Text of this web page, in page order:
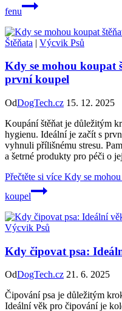
fenu
Štěňata | Výcvik Psů
Kdy se mohou koupat
první koupel
OdDogTech.cz 15. 12. 2025
Koupání štěňat je důležitým
hygienu. Ideální je začít s
vyhnuli přílišnému stresu.
a šetrné produkty pro péči o
Přečtěte si více Kdy se
koupel
Výcvik Psů
Kdy čipovat psa:
OdDogTech.cz 21. 6. 2025
Čipování psa je důležitým
Ideální věk pro čipování je